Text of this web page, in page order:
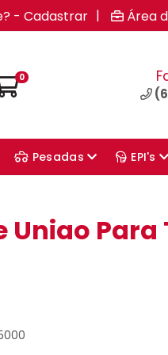
- Cadastrar | Área
0
Pesadas EPI's
Uniao Para